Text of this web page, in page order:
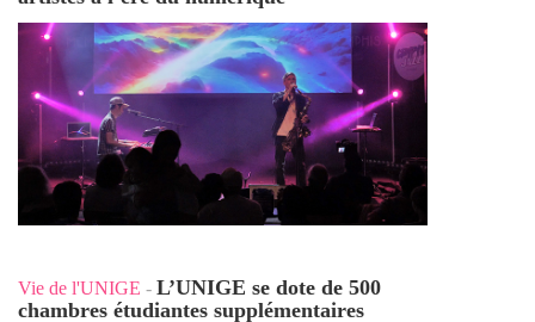
Vie de l'UNIGE - L’UNIGE se dote de 500
chambres étudiantes supplémentaires